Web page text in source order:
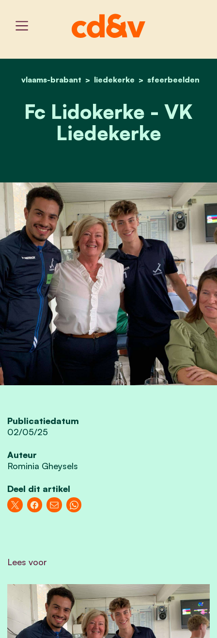
home
vlaams-brabant liedekerke sfeerbeelden
fc lidokerke
Fc Lidokerke - VK
Liedekerke
Publicatiedatum
02/05/25
Auteur
Rominia Gheysels
Deel dit artikel
Lees voor